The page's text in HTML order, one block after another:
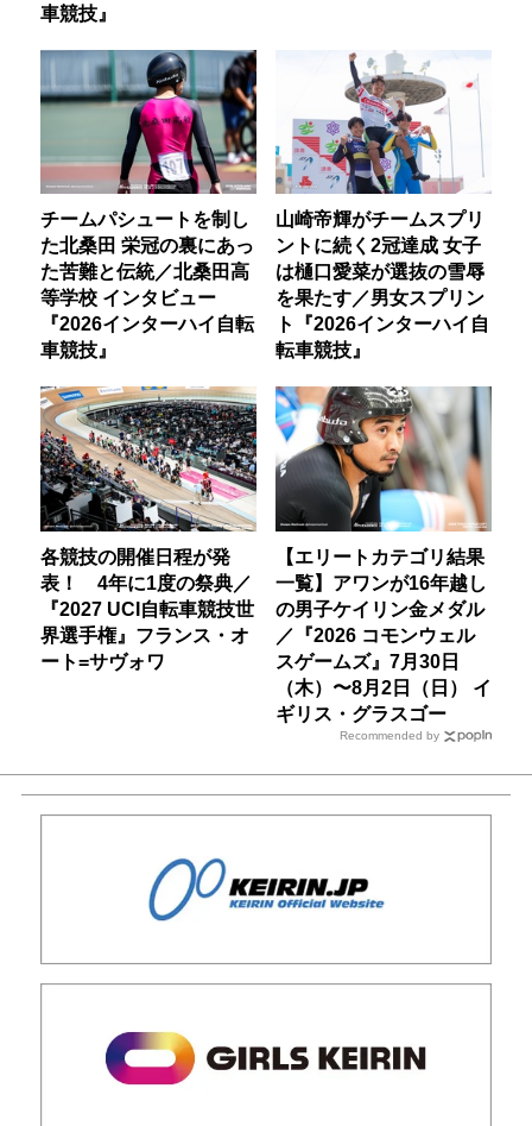
車競技』
チームパシュートを制し
た北桑田 栄冠の裏にあっ
た苦難と伝統／北桑田高
等学校 インタビュー
『2026インターハイ自転
車競技』
山崎帝輝がチームスプリ
ントに続く2冠達成 女子
は樋口愛菜が選抜の雪辱
を果たす／男女スプリン
ト『2026インターハイ自
転車競技』
各競技の開催日程が発
表！ 4年に1度の祭典／
『2027 UCI自転車競技世
界選手権』フランス・オ
ート=サヴォワ
【エリートカテゴリ結果
一覧】アワンが16年越し
の男子ケイリン金メダル
／『2026 コモンウェル
スゲームズ』7月30日
（木）〜8月2日（日） イ
ギリス・グラスゴー
Recommended by